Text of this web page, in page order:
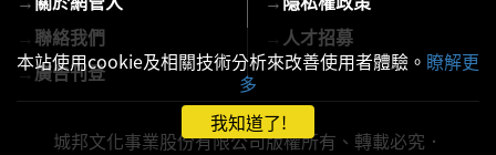
→ 聯絡我們
→廣告刊登
→ 人才招募
城邦文化事業股份有限公司版權所有、轉載必究．
本站使用cookie及相關技術分析來改善使用者體驗。 瞭解更
多
我知道了!